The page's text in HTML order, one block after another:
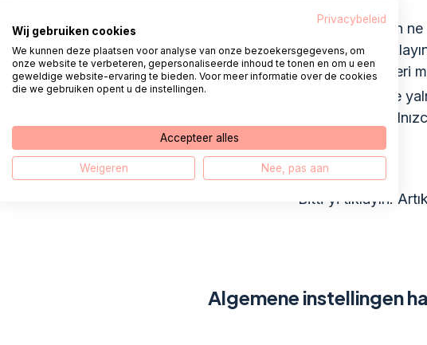
Uygulamaların
bir ağda'yı
durumunda veri
Güncellemeye
(önerilen)
'Bitti'yi tıklayın.
Algemene instellingen
Privacybeleid
Wij gebruiken cookies
We kunnen deze plaatsen voor analyse van onze bezoekersgegevens, om
onze website te verbeteren, gepersonaliseerde inhoud te tonen en om u een
geweldige website-ervaring te bieden. Voor meer informatie over de cookies
die we gebruiken opent u de instellingen.
Accepteer alles
Weigeren Nee, pas aan